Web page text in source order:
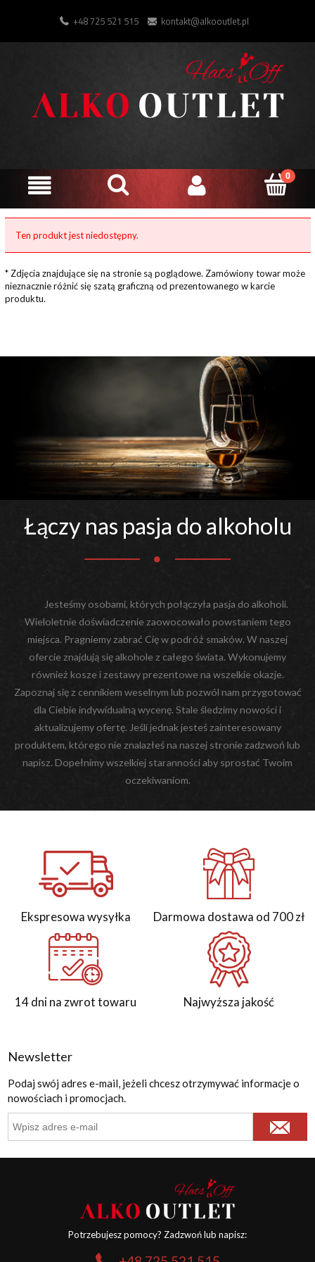
+48 725 521 515 kontakt@alkooutlet.pl
Ten produkt jest niedostępny.
* Zdjęcia znajdujące się na stronie są poglądowe. Zamówiony towar może
nieznacznie różnić się szatą graficzną od prezentowanego w karcie
produktu.
Łączy nas pasja do alkoholu
Jesteśmy osobami, których połączyła pasja do alkoholi.
Wieloletnie doświadczenie zaowocowało powstaniem tego
miejsca. Pragniemy zabrać Cię w podróż smaków. W naszej
ofercie znajdują się alkohole z całego świata. Wykonujemy
również kosze i zestawy prezentowe na wszelkie okazje.
Zapoznaj się z cennikiem weselnym lub pozwól nam przygotować
dla Ciebie indywidualną wycenę. Stale śledzimy nowości i
aktualizujemy ofertę. Jeśli jednak jesteś zainteresowany
produktem, którego nie znalazłeś na naszej stronie zadzwoń lub
napisz. Dopełnimy wszelkiej staranności aby sprostać Twoim
oczekiwaniom.
Ekspresowa wysyłka Darmowa dostawa od 700 zł
14 dni na zwrot towaru Najwyższa jakość
Newsletter
Podaj swój adres e-mail, jeżeli chcesz otrzymywać informacje o
nowościach i promocjach.
Potrzebujesz pomocy? Zadzwoń lub napisz: